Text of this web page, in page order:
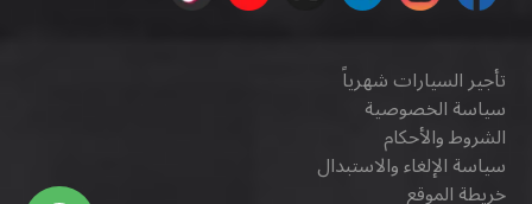
تأجير السيارات شهرياً
سياسة الخصوصية
الشروط والأحكام
سياسة الإلغاء والاستبدال
خريطة الموقع